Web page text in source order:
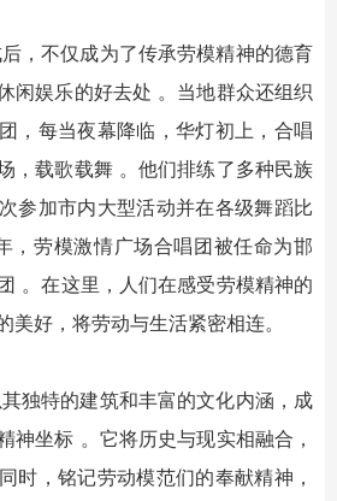
，不仅成为了传承劳模精神的德育
闲娱乐的好去处 。当地群众还组织
，每当夜幕降临，华灯初上，合唱
，载歌载舞 。他们排练了多种民族
参加市内大型活动并在各级舞蹈比
，劳模激情广场合唱团被任命为邯
。在这里，人们在感受劳模精神的
美好，将劳动与生活紧密相连。
独特的建筑和丰富的文化内涵，成
神坐标 。它将历史与现实相融合，
时，铭记劳动模范们的奉献精神，